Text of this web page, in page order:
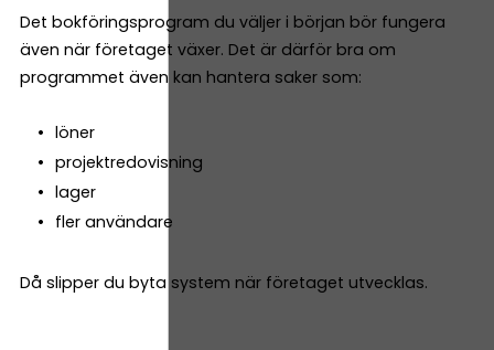
Det bokföringsprogram du väljer i början bör fungera
även när företaget växer. Det är därför bra om
programmet även kan hantera saker som:
löner
projektredovisning
lager
fler användare
Då slipper du byta system när företaget utvecklas.